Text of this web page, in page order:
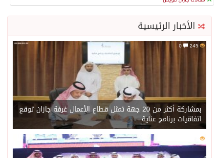
الأخبار الرئيسية
245
بمشاركة أكثر من 20 جهة تمثل قطاع الأعمال غرفة جازان توقع
اتفاقيات برنامج عناية
227